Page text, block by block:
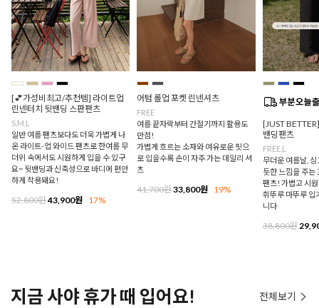
[💕가성비최고/추천템] 라이트업
린넨터치 뒷밴딩 스판팬츠
S,M,L
일반 여름 팬츠보다도 더욱 가볍게 나
온 라이트-업 와이드 팬츠로 한여름 무
더위 속에서도 시원하게 입을 수 있구
요~ 뒷밴딩과 신축성으로 바디에 편안
하게 착용돼요!
52,800원43,900원 17%
어텀 롤업 포켓 린넨셔츠
FREE
여름 끝자락부터 간절기까지 활용도
만점!
가볍게 흐르는 소재와 여유로운 핏으
로 입을수록 손이 자주 가는 데일리 셔
츠
41,700원33,800원 19%
[JUST
밴딩팬츠
FREE,L
무더운 여름날,
듯한 느낌을 주는
팬츠! 가볍고 시
휘뚜루 마뚜루 입
니다
38,800원
지금 사야 휴가 때 입어요! 전체보기